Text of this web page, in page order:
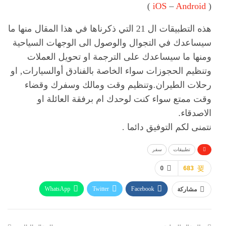
(
iOS – Android
)
هذه التطبيقات ال 21 التي ذكرناها في هذا المقال منها ما
سيساعدك في التجوال والوصول الى الوجهات السياحية
ومنها ما سيساعدك على الترجمة او تحويل العملات
وتنظيم الحجوزات سواء الخاصة بالفنادق أوالسيارات, او
رحلات الطيران.وتنظيم وقت ومالك وسفرك وقضاء
وقت ممتع سواء كنت لوحدك ام برفقة العائلة او
الاصدقاء.
نتمنى لكم التوفيق دائما .
تطبيقات سفر
0 683
مشاركة Facebook
Twitter
WhatsApp